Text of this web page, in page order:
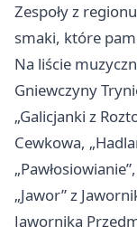
Zespoły z
smaki, które
Na liście
Gniewczyny
„Galicjanki z
Cewkowa,
„Jawor” z
Jawornika